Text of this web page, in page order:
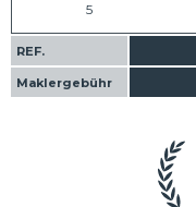
5
REF.
Maklergebühr